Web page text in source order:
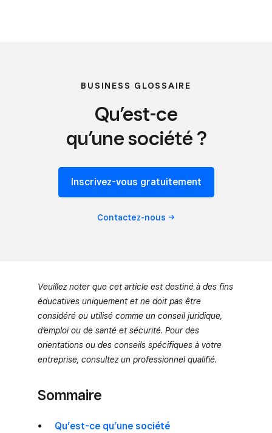
BUSINESS GLOSSAIRE
Qu’est-ce
qu’une société ?
Inscrivez-vous gratuitement
Contactez-nous
Veuillez noter que cet article est destiné à des fins
éducatives uniquement et ne doit pas être
considéré ou utilisé comme un conseil juridique,
d’emploi ou de santé et sécurité. Pour des
orientations ou des conseils spécifiques à votre
entreprise, consultez un professionnel qualifié.
Sommaire
Qu’est-ce qu’une société